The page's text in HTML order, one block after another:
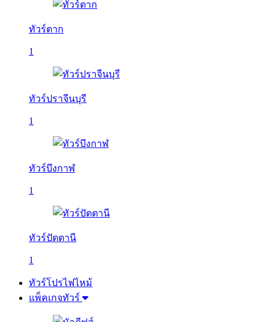
ทัวร์ตาก
1
ทัวร์ปราจีนบุรี
1
ทัวร์บึงกาฬ
1
ทัวร์ปัตตานี
1
ทัวร์โปรไฟไหม้
แพ็คเกจทัวร์